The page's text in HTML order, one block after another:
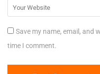
Save my name, email, and
time I comment.